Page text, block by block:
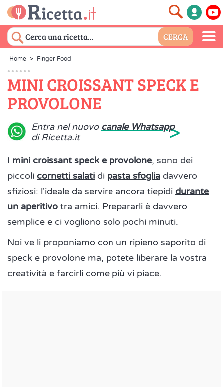
Home > Finger Food
MINI CROISSANT SPECK E
PROVOLONE
Entra nel nuovo canale Whatsapp
di Ricetta.it
>
I mini croissant speck e provolone, sono dei
piccoli cornetti salati di pasta sfoglia davvero
sfiziosi: l'ideale da servire ancora tiepidi durante
un aperitivo tra amici. Prepararli è davvero
semplice e ci vogliono solo pochi minuti.
Noi ve li proponiamo con un ripieno saporito di
speck e provolone ma, potete liberare la vostra
creatività e farcirli come più vi piace.